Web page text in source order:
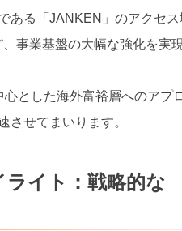
ある「JANKEN」のアクセス
事業基盤の大幅な強化を実
とした海外富裕層へのアプ
させてまいります。
ライト：戦略的な